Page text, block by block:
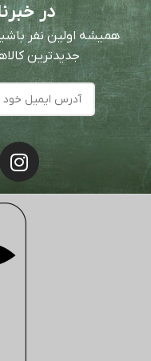
در
همیشه اولین نفر
جدیدترین